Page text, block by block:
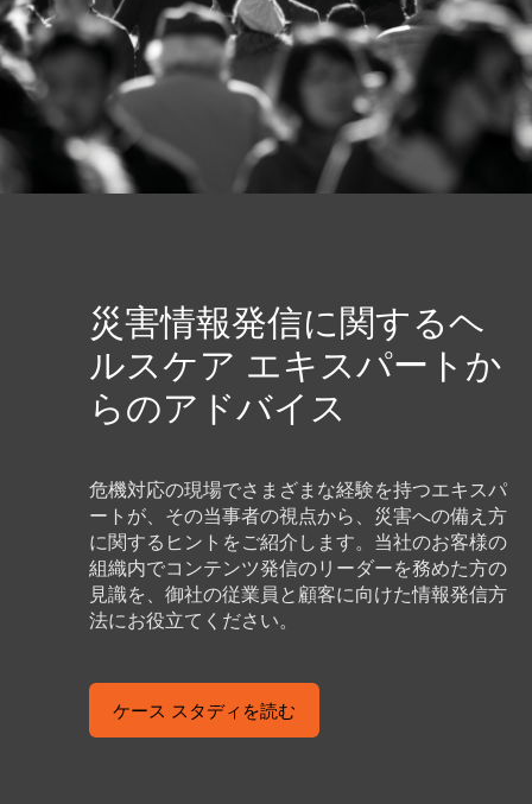
災害情報発信に関するヘ
ルスケア エキスパートか
らのアドバイス
危機対応の現場でさまざまな経験を持つエキスパ
ートが、その当事者の視点から、災害への備え方
に関するヒントをご紹介します。当社のお客様の
組織内でコンテンツ発信のリーダーを務めた方の
見識を、御社の従業員と顧客に向けた情報発信方
法にお役立てください。
ケース スタディを読む